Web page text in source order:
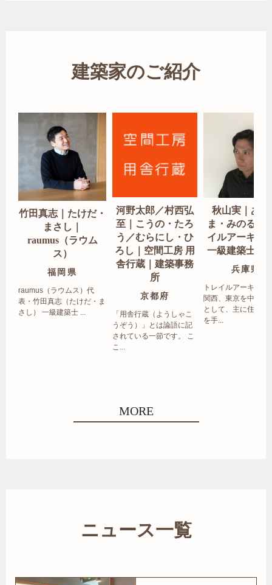
建築家のご紹介
竹田真志｜たけだ・
まさし｜
raumus（ラウム
ス）
福岡県
raumus（ラウムス）代
表・竹田真志（たけだ・ま
さし） 一級建築士 ...
河野太郎／村西弘
至｜こうの・たろ
う／むらにし・ひ
ろし｜空間工房 用
舎行蔵｜建築事務
所
京都府
「用舎行蔵（ようしゃこ
うぞう）」とは論語に記
されている一節です。 こ
こ...
秋山実｜あき
ま・みのる｜
イルアーキテ
一級建築士事
兵庫県
トレイルアーキテク
関西、東京を中心エ
として、主に住宅の
を手...
MORE
ニュース一覧